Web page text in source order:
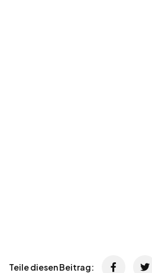
Teile diesen Beitrag: